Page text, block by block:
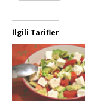
İlgili Tarifler